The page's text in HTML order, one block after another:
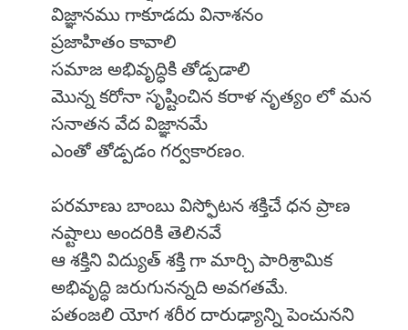
విజ్ఞానము గాకూడదు వినాశనం
ప్రజాహితం కావాలి
సమాజ అభివృద్ధికి తోడ్పడాలి
మొన్న కరోనా సృష్టించిన కరాళ నృత్యం లో మన
సనాతన వేద విజ్ఞానమే
ఎంతో తోడ్పడం గర్వకారణం.
పరమాణు బాంబు విస్ఫోటన శక్తిచే ధన ప్రాణ
నష్టాలు అందరికి తెలినవే
ఆ శక్తిని విద్యుత్ శక్తి గా మార్చి పారిశ్రామిక
అభివృద్ధి జరుగునన్నది అవగతమే.
పతంజలి యోగ శరీర దారుఢ్యాన్ని పెంచునని